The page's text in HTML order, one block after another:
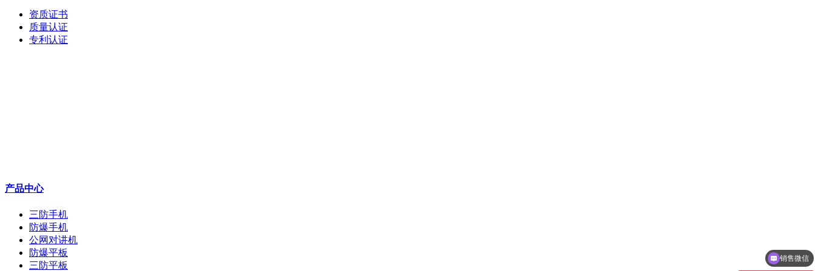
资质证书
质量认证
专利认证
产品中心
三防手机
防爆手机
公网对讲机
防爆平板
三防平板
销售微信